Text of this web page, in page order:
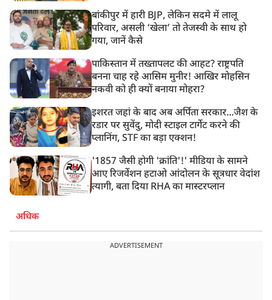
बांकीपुर में हारी BJP, लेकिन सदमे में लालू
परिवार, असली ‘खेला’ तो तेजस्वी के साथ हो
गया, जानें कैसे
पाकिस्तान में तख्तापलट की आहट? राष्ट्रपति
बनना चाह रहे आसिम मुनीर! आखिर मोहसिन
नकवी को ही क्यों बनाया मोहरा?
इशरत जहां के बाद अब अर्पिता सरकार...जैश के
रडार पर सुवेंदु, मोदी स्टाइल टार्गेट करने की
प्लानिंग, STF का बड़ा एक्शन!
'1857 जैसी होगी 'क्रांति'!' मीडिया के सामने
आए रिजर्वेशन हटाओ आंदोलन के सूत्रधार वेदांश
त्यागी, बता दिया RHA का मास्टरप्लान
अधिक
ADVERTISEMENT